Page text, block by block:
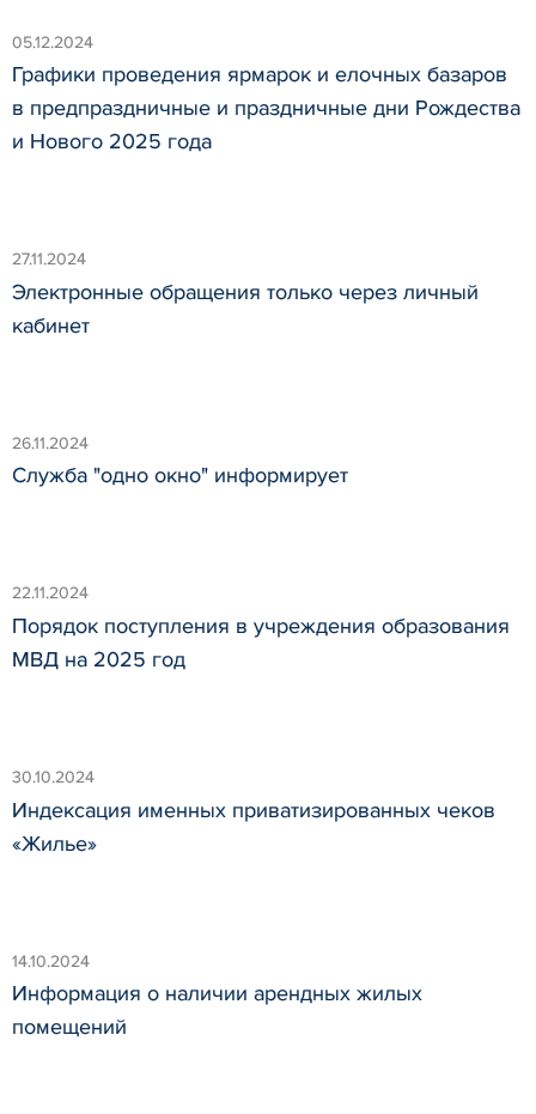
05.12.2024
Графики проведения ярмарок и елочных базаров
в предпраздничные и праздничные дни Рождества
и Нового 2025 года
27.11.2024
Электронные обращения только через личный
кабинет
26.11.2024
Служба "одно окно" информирует
22.11.2024
Порядок поступления в учреждения образования
МВД на 2025 год
30.10.2024
Индексация именных приватизированных чеков
«Жилье»
14.10.2024
Информация о наличии арендных жилых
помещений